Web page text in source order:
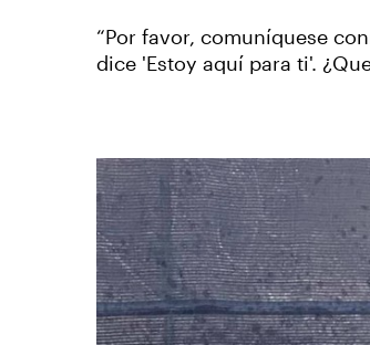
“Por favor, comuníquese
dice 'Estoy aquí para ti'.